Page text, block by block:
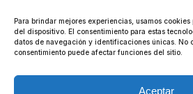
Para brindar mejores experiencias, usamos
del dispositivo. El consentimiento para estas
datos de navegación y identificaciones únicas. No
consentimiento puede afectar funciones del sitio.
Aceptar
Canal Ético